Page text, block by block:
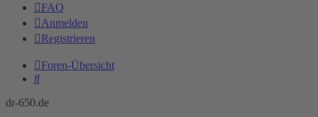
FAQ
Anmelden
Registrieren
Foren-Übersicht
Suche
dr-650.de